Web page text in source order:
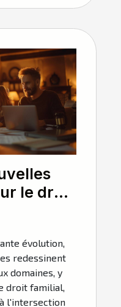
le droit
évolution,
redessinent
domaines, y
droit familial,
l'intersection